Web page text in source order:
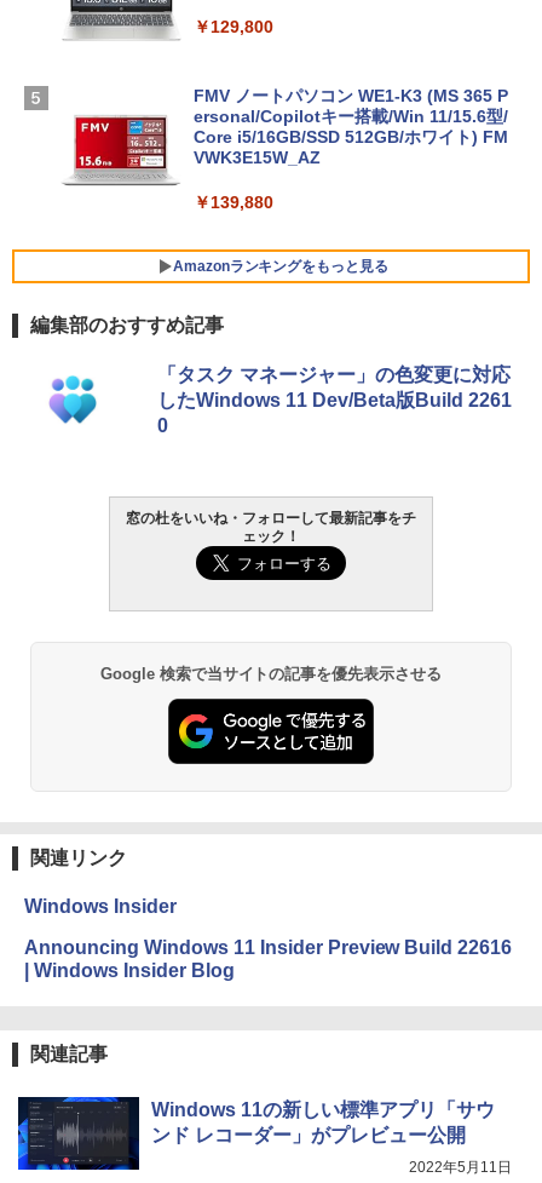
￥129,800
FMV ノートパソコン WE1-K3 (MS 365 P
ersonal/Copilotキー搭載/Win 11/15.6型/
Core i5/16GB/SSD 512GB/ホワイト) FM
VWK3E15W_AZ
￥139,880
Amazonランキングをもっと見る
Robloxギフトカード - 800 Robux 【限
定バーチャルアイテムを含む】 【オンラ
インゲームコード】 ロブロックス | オン
Robloxギフトカード - 1000 Robux 【限
定バーチャルアイテムを含む】 【オンラ
インゲームコード】 ロブロックス |オン
￥1,600
Microsoft Office Home & Business 202
4(最新 永続版)|オンラインコード版|Wind
ows11、10/mac対応|PC2台
￥3,200
￥3,600
生成AIパスポート公式テキスト 第４版
￥1,766
AIイラスト表現辞典: 思い通りの絵を引き
出す プロンプトの言葉 AI画像生成シリー
ズ (はぴーイラストLabo)
ClaudeCode いちばんやさしい 教科書:
非エンジニア 初心者 素人 でも安心 使い
方 マニュアル AI副業にもコンテンツ作成
にもKindle出版にも！ 非エンジニアのた
めのAIコーディング入門シリーズ
￥1,292
￥1,600
Amazon Kindle Paperwhite (16GB) 7イ
ンチディスプレイ、色調調節ライト、12
週間持続バッテリー、広告なし、ブラッ
Amazon Kindle - 目に優しい、かさばら
ない、大きな画面で読みやすい、6週間持
続バッテリー、6インチディスプレイ電子
￥16,980
Kindle Paperwhite シグニチャーエディ
ション (32GB) 7インチディスプレイ、明
ージ、防水、7インチカラーディスプレ
イ、色調調節ライト、最大8週間持続バッ
New Amazon Kindle Scribe Colorsoft |
11インチカラーディスプレイ、64GBスト
レージ、ノート機能搭載、明るさ自動調
編集部のおすすめ記事
「タスク マネージャー」の色変更に対応
したWindows 11 Dev/Beta版Build 2261
0
窓の杜をいいね・フォローして最新記事をチ
ェック！
Google 検索で当サイトの記事を優先表示させる
関連リンク
Windows Insider
Announcing Windows 11 Insider Preview Build 22616
| Windows Insider Blog
関連記事
Windows 11の新しい標準アプリ「サウ
ンド レコーダー」がプレビュー公開
2022年5月11日